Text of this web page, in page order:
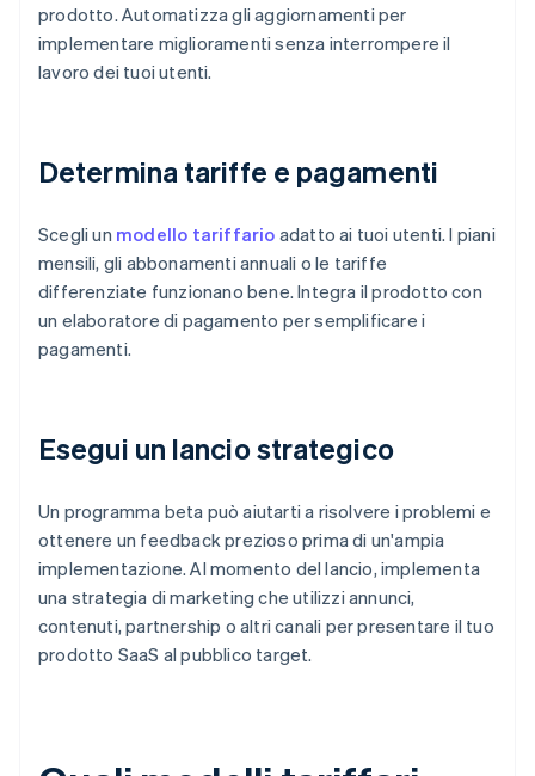
prodotto. Automatizza gli aggiornamenti per
implementare miglioramenti senza interrompere il
lavoro dei tuoi utenti.
Determina tariffe e pagamenti
Scegli un modello tariffario adatto ai tuoi utenti. I piani
mensili, gli abbonamenti annuali o le tariffe
differenziate funzionano bene. Integra il prodotto con
un elaboratore di pagamento per semplificare i
pagamenti.
Esegui un lancio strategico
Un programma beta può aiutarti a risolvere i problemi e
ottenere un feedback prezioso prima di un'ampia
implementazione. Al momento del lancio, implementa
una strategia di marketing che utilizzi annunci,
contenuti, partnership o altri canali per presentare il tuo
prodotto SaaS al pubblico target.